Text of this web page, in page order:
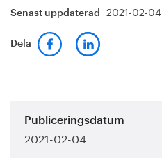
Senast uppdaterad 2021-02-04
Dela
Publiceringsdatum
2021-02-04